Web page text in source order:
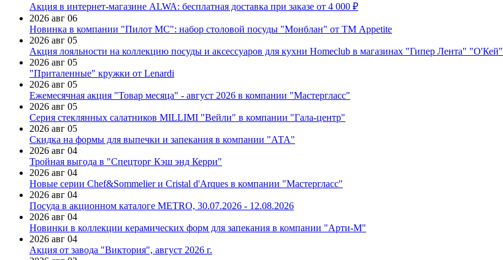
Акция в интернет-магазине ALWA: бесплатная доставка при заказе от 4 000 ₽
2026 авг 06
Новинка в компании "Пилот МС": набор столовой посуды "Монблан" от ТМ Appetite
2026 авг 05
Акция лояльности на коллекцию посуды и аксессуаров для кухни Homeclub в магазинах "Гипер Лента" "О'Кей"
2026 авг 05
"Приталенные" кружки от Lenardi
2026 авг 05
Ежемесячная акция "Товар месяца" - август 2026 в компании "Мастергласс"
2026 авг 05
Серия стеклянных салатников MILLIMI "Вейли" в компании "Гала-центр"
2026 авг 05
Скидка на формы для выпечки и запекания в компании "АТА"
2026 авг 04
Тройная выгода в "Спецторг Кэш энд Керри"
2026 авг 04
Новые серии Chef&Sommelier и Cristal d'Arques в компании "Мастергласс"
2026 авг 04
Посуда в акционном каталоге METRO, 30.07.2026 - 12.08.2026
2026 авг 04
Новинки в коллекции керамических форм для запекания в компании "Арти-М"
2026 авг 04
Акция от завода "Виктория", август 2026 г.